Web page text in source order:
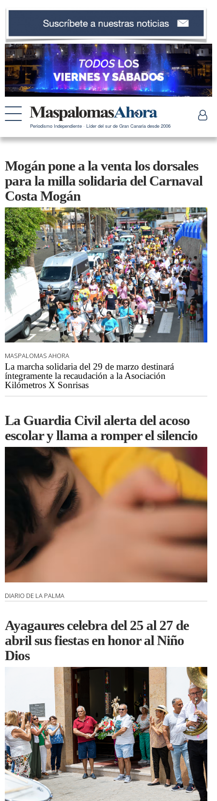
Periodismo Independiente · Líder del sur de Gran Canaria desde 2006
Mogán pone a la venta los dorsales
para la milla solidaria del Carnaval
Costa Mogán
MASPALOMAS AHORA
La marcha solidaria del 29 de marzo destinará
íntegramente la recaudación a la Asociación
Kilómetros X Sonrisas
La Guardia Civil alerta del acoso
escolar y llama a romper el silencio
DIARIO DE LA PALMA
Ayagaures celebra del 25 al 27 de
abril sus fiestas en honor al Niño
Dios